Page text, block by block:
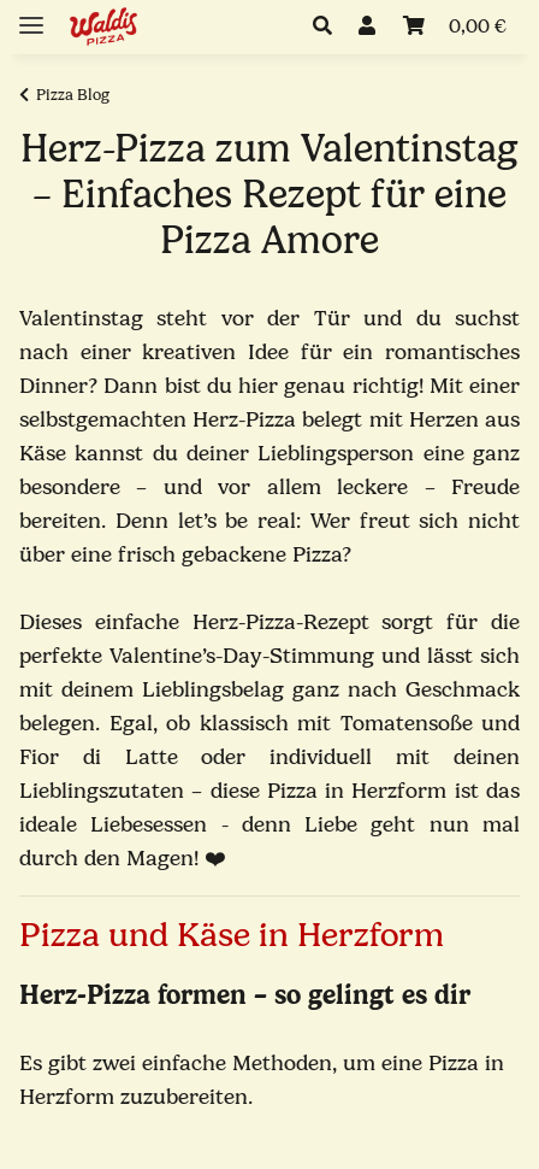
0,00 €
Pizza Blog
Herz-Pizza zum Valentinstag
– Einfaches Rezept für eine
Pizza Amore
Valentinstag steht vor der Tür und du suchst
nach einer kreativen Idee für ein romantisches
Dinner? Dann bist du hier genau richtig! Mit einer
selbstgemachten Herz-Pizza belegt mit Herzen aus
Käse kannst du deiner Lieblingsperson eine ganz
besondere – und vor allem leckere – Freude
bereiten. Denn let’s be real: Wer freut sich nicht
über eine frisch gebackene Pizza?
Dieses einfache Herz-Pizza-Rezept sorgt für die
perfekte Valentine’s-Day-Stimmung und lässt sich
mit deinem Lieblingsbelag ganz nach Geschmack
belegen. Egal, ob klassisch mit Tomatensoße und
Fior di Latte oder individuell mit deinen
Lieblingszutaten – diese Pizza in Herzform ist das
ideale Liebesessen - denn Liebe geht nun mal
durch den Magen! ❤️
Pizza und Käse in Herzform
Herz-Pizza formen – so gelingt es dir
Es gibt zwei einfache Methoden, um eine Pizza in
Herzform zuzubereiten.